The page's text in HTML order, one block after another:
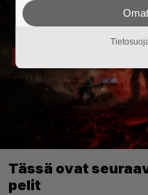
Tässä ovat
pelit